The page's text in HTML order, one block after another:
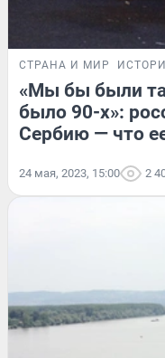
СТРАНА И МИР
«Мы бы были
было 90-х»:
Сербию — что
24 мая, 2023, 15:00 2